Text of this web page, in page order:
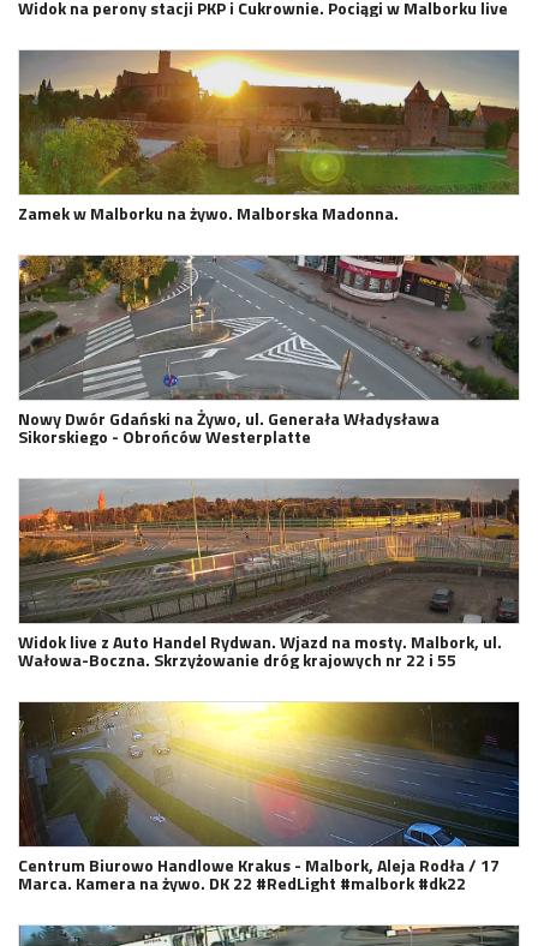
Widok na perony stacji PKP i Cukrownie. Pociągi w Malborku live
Zamek w Malborku na żywo. Malborska Madonna.
Nowy Dwór Gdański na Żywo, ul. Generała Władysława
Sikorskiego - Obrońców Westerplatte
Widok live z Auto Handel Rydwan. Wjazd na mosty. Malbork, ul.
Wałowa-Boczna. Skrzyżowanie dróg krajowych nr 22 i 55
Centrum Biurowo Handlowe Krakus - Malbork, Aleja Rodła / 17
Marca. Kamera na żywo. DK 22 #RedLight #malbork #dk22